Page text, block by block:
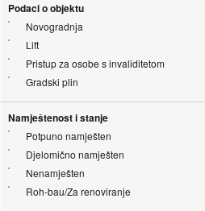
Podaci o objektu
Novogradnja
Lift
Pristup za osobe s invaliditetom
Gradski plin
Namještenost i stanje
Potpuno namješten
Djelomično namješten
Nenamješten
Roh-bau/Za renoviranje